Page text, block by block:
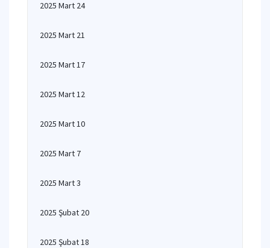
2025 Mart 24
2025 Mart 21
2025 Mart 17
2025 Mart 12
2025 Mart 10
2025 Mart 7
2025 Mart 3
2025 Şubat 20
2025 Şubat 18